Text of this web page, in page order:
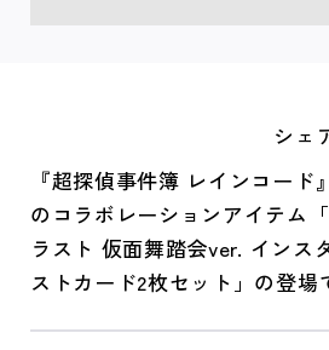
シェ
『超探偵事件簿 レインコード
のコラボレーションアイテム
ラスト 仮面舞踏会ver. インス
ストカード2枚セット」の登場